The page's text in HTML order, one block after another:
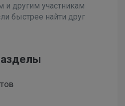
и другим участникам
быстрее найти друг